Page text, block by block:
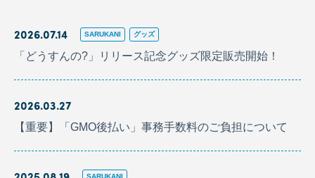
2026.07.14 SARUKANI グッズ
「どうすんの?」リリース記念グッズ限定販売開始！
2026.03.27
【重要】「GMO後払い」事務手数料のご負担について
SARUKANI